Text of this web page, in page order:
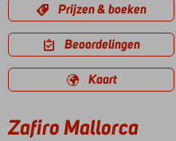
Prijzen & boeken
Beoordelingen
Kaart
Zafiro Mallorca